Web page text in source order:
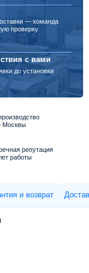
— команда
проверку
с вами
до установки
Москвы
репутация
работы
и возврат